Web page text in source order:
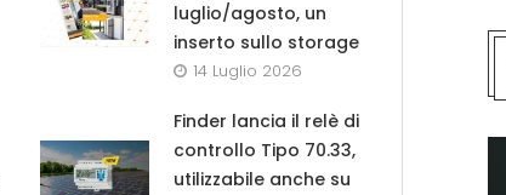
luglio/agosto, un
inserto sullo storage
14 Luglio 2026
Finder lancia il relè di
controllo Tipo 70.33,
utilizzabile anche su